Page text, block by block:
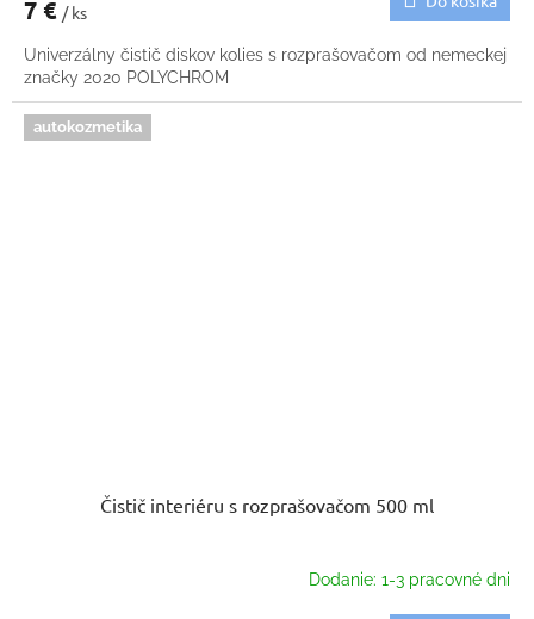
7 € / ks
Univerzálny čistič diskov kolies s rozprašovačom od nemeckej
značky 2020 POLYCHROM
autokozmetika
Čistič interiéru s rozprašovačom 500 ml
Dodanie: 1-3 pracovné dni